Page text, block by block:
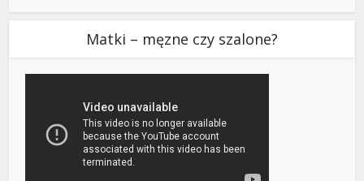
Matki – męzne czy szalone?